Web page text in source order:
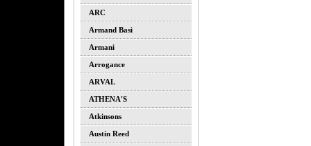
ARC
Armand Basi
Armani
Arrogance
ARVAL
ATHENA'S
Atkinsons
Austin Reed